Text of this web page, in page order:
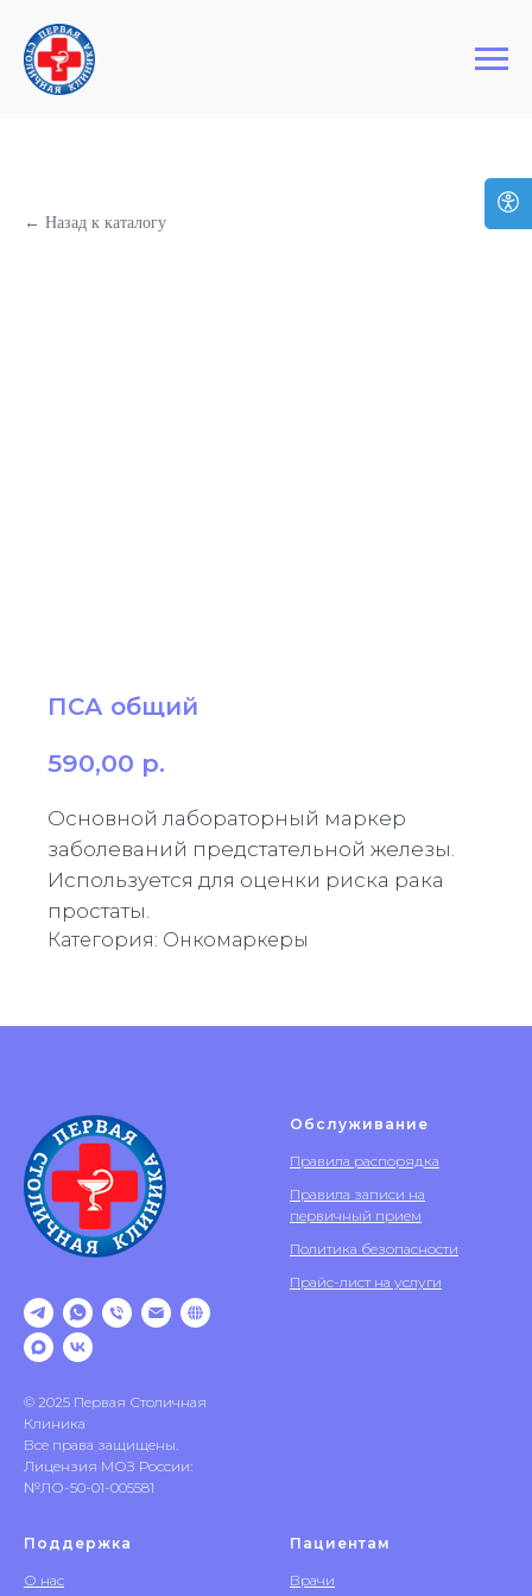
Первая Столичная Клиника
← Назад к каталогу
ПСА общий
590,00 р.
Основной лабораторный маркер
заболеваний предстательной железы.
Используется для оценки риска рака
простаты.
Категория: Онкомаркеры
© 2025 Первая Столичная
Клиника
Все права защищены.
Лицензия МОЗ России:
№ЛО-50-01-005581
Обслуживание
Правила распорядка
Правила записи на
первичный прием
Политика безопасности
Прайс-лист на услуги
Поддержка
О нас
Пациентам
Врачи